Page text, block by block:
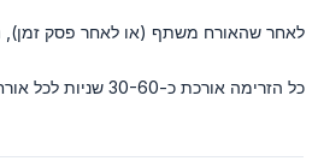
לאחר שהאורח משתף (או לאחר פסק זמן),
כל הזרימה אורכת כ-30-60 שניות לכל אורח. מהיר מספיק כדי לשמור על תנועת הקו, בלתי נשכח מספיק כדי לעשות רושם.